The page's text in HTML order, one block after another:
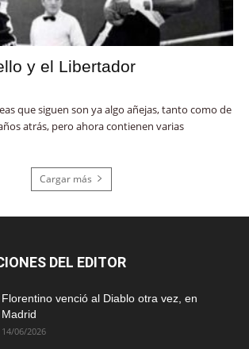
y el Libertador
que siguen son ya algo añejas, tanto como de
atrás, pero ahora contienen varias
Cargar más
DEL EDITOR
Florentino venció al Diablo otra vez, en
Madrid
14/06/2026